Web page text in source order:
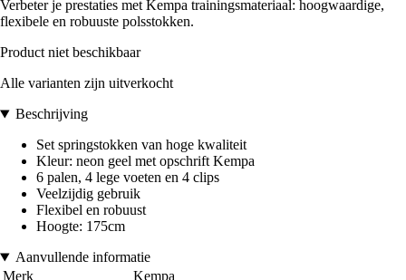
Verbeter je prestaties met Kempa trainingsmateriaal: hoogwaardige,
flexibele en robuuste polsstokken.
Product niet beschikbaar
Alle varianten zijn uitverkocht
Beschrijving
Set springstokken van hoge kwaliteit
Kleur: neon geel met opschrift Kempa
6 palen, 4 lege voeten en 4 clips
Veelzijdig gebruik
Flexibel en robuust
Hoogte: 175cm
Aanvullende informatie
Merk
Kempa